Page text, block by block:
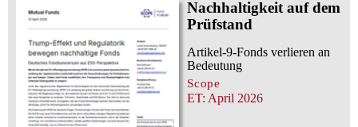
Nachhaltigkeit auf dem
Prüfstand
Artikel-9-Fonds verlieren an
Bedeutung
Scope
ET: April 2026